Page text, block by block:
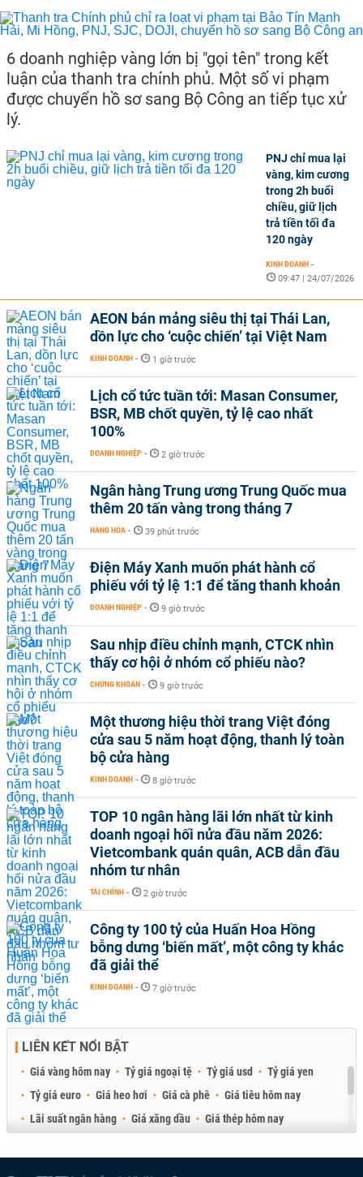
6 doanh nghiệp vàng lớn bị "gọi tên" trong kết
luận của thanh tra chính phủ. Một số vi phạm
được chuyển hồ sơ sang Bộ Công an tiếp tục xử
lý.
PNJ chỉ mua lại
vàng, kim cương
trong 2h buổi
chiều, giữ lịch
trả tiền tối đa
120 ngày
KINH DOANH -
09:47 | 24/07/2026
AEON bán mảng siêu thị tại Thái Lan,
dồn lực cho ‘cuộc chiến’ tại Việt Nam
KINH DOANH - 1 giờ trước
Lịch cổ tức tuần tới: Masan Consumer,
BSR, MB chốt quyền, tỷ lệ cao nhất
100%
DOANH NGHIỆP - 2 giờ trước
Ngân hàng Trung ương Trung Quốc mua
thêm 20 tấn vàng trong tháng 7
HÀNG HÓA - 39 phút trước
Điện Máy Xanh muốn phát hành cổ
phiếu với tỷ lệ 1:1 để tăng thanh khoản
DOANH NGHIỆP - 9 giờ trước
Sau nhịp điều chỉnh mạnh, CTCK nhìn
thấy cơ hội ở nhóm cổ phiếu nào?
CHỨNG KHOÁN - 9 giờ trước
Một thương hiệu thời trang Việt đóng
cửa sau 5 năm hoạt động, thanh lý toàn
bộ cửa hàng
KINH DOANH - 8 giờ trước
TOP 10 ngân hàng lãi lớn nhất từ kinh
doanh ngoại hối nửa đầu năm 2026:
Vietcombank quán quân, ACB dẫn đầu
nhóm tư nhân
TÀI CHÍNH - 2 giờ trước
Công ty 100 tỷ của Huấn Hoa Hồng
bỗng dưng ‘biến mất’, một công ty khác
đã giải thể
KINH DOANH - 7 giờ trước
LIÊN KẾT NỔI BẬT
Giá vàng hôm nay Tỷ giá ngoại tệ Tỷ giá usd
Tỷ giá yen
Tỷ giá euro
Giá heo hơi Giá cà phê
Giá tiêu hôm nay
Lãi suất ngân hàng
Giá xăng dầu
Giá thép hôm nay